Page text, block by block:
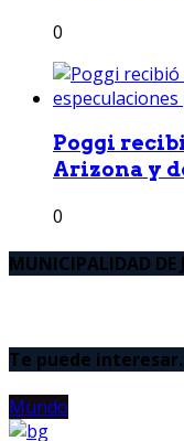
0
Poggi
Arizona y
0
MUNICIPALIDAD DE
Te puede
Mundo